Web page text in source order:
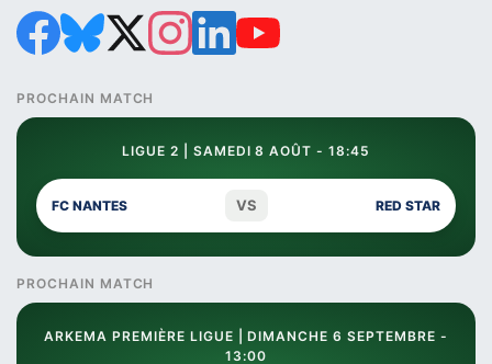
PROCHAIN MATCH
LIGUE 2 | SAMEDI 8 AOÛT - 18:45
FC NANTES VS RED STAR
PROCHAIN MATCH
ARKEMA PREMIÈRE LIGUE | DIMANCHE 6 SEPTEMBRE -
13:00